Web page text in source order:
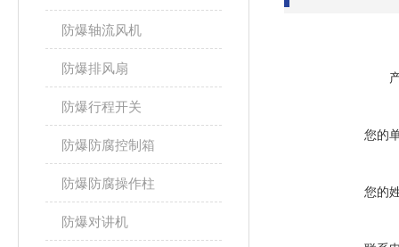
防爆轴流风机
防爆排风扇
防爆行程开关
防爆防腐控制箱
防爆防腐操作柱
防爆对讲机
您的
您的